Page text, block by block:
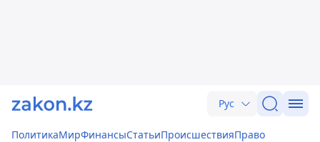
Рус
ПолитикаМирФинансыСтатьиПроисшествияПраво